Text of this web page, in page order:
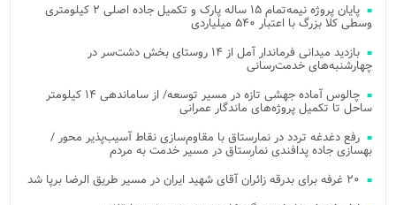
پایان پروژه نیمه‌تمام ۱۵ ساله پارک و تکمیل جاده اصلی ۲ کیلومتری
وسطی کلا بزرگ با اعتبار ۵۴۰ میلیاردی
بازدید میدانی فرماندار آمل از ۱۴ روستای بخش دشت‌سر در
چهارشنبه‌های خدمت‌رسانی
چالوس آماده جهشی تازه در مسیر توسعه/ از ساماندهی ۱۴ کیلومتر
ساحل تا تکمیل پروژه‌های ماندگار عمرانی
رفع دغدغه تردد در نمارستاق با مقاوم‌سازی نقاط آسیب‌پذیر محور /
بهسازی جاده پدافندی نمارستاق در مسیر خدمت به مردم
۲۰ غرفه برای بدرقه زائران آقای شهید ایران در مسیر طریق الرضا برپا شد